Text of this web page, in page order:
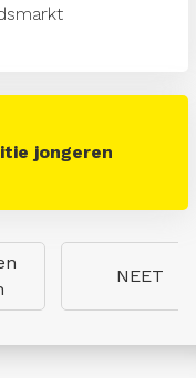
jongeren
NEET